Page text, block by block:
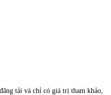
tải và chỉ có giá trị tham khảo,